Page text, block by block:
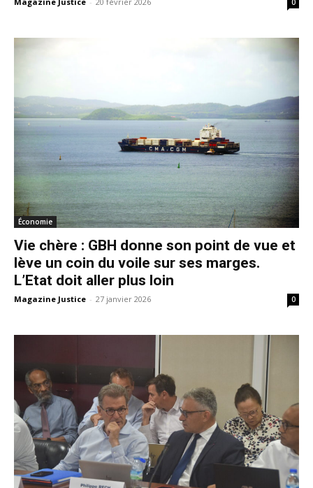
0
Économie
Vie chère : GBH donne son point de vue et
lève un coin du voile sur ses marges.
L’Etat doit aller plus loin
Magazine Justice - 27 janvier 2026 0